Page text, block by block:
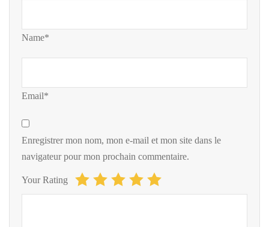
Name*
Email*
Enregistrer mon nom, mon e-mail et mon site dans le
navigateur pour mon prochain commentaire.
Your Rating